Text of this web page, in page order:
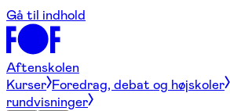
Gå til indhold
Aftenskolen
Kurser Foredrag, debat og højskoler
rundvisninger